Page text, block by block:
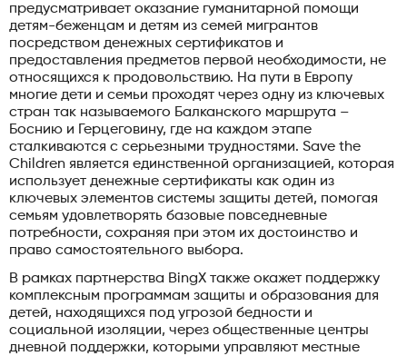
предусматривает оказание гуманитарной помощи
детям-беженцам и детям из семей мигрантов
посредством денежных сертификатов и
предоставления предметов первой необходимости, не
относящихся к продовольствию. На пути в Европу
многие дети и семьи проходят через одну из ключевых
стран так называемого Балканского маршрута –
Боснию и Герцеговину, где на каждом этапе
сталкиваются с серьезными трудностями. Save the
Children является единственной организацией, которая
использует денежные сертификаты как один из
ключевых элементов системы защиты детей, помогая
семьям удовлетворять базовые повседневные
потребности, сохраняя при этом их достоинство и
право самостоятельного выбора.
В рамках партнерства BingX также окажет поддержку
комплексным программам защиты и образования для
детей, находящихся под угрозой бедности и
социальной изоляции, через общественные центры
дневной поддержки, которыми управляют местные